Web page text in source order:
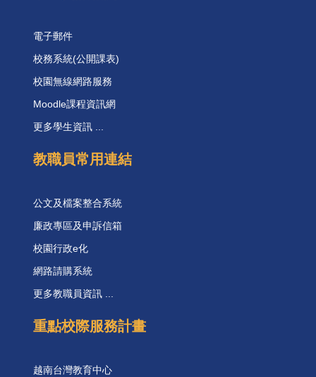
電子郵件
校務系統(公開課表)
校園無線網路服務
Moodle課程資訊網
更多學生資訊 ...
教職員常用連結
公文及檔案整合系統
廉政專區及申訴信箱
校園行政e化
網路請購系統
更多教職員資訊 ...
重點校際服務計畫
越南台灣教育中心